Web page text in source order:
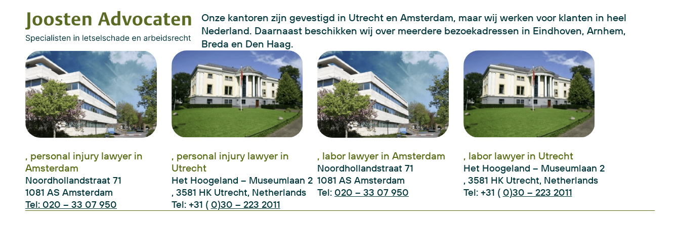
Onze kantoren zijn gevestigd in Utrecht en Amsterdam, maar wij werken voor klanten in heel
Nederland. Daarnaast beschikken wij over meerdere bezoekadressen in Eindhoven, Arnhem,
Breda en Den Haag.
, personal injury lawyer in
Amsterdam
Noordhollandstraat 71
1081 AS Amsterdam
Tel: 020 – 33 07 950
, personal injury lawyer in
Utrecht
Het Hoogeland – Museumlaan 2
, 3581 HK Utrecht, Netherlands
Tel: +31 ( 0)30 – 223 2011
, labor lawyer in Amsterdam
Noordhollandstraat 71
1081 AS Amsterdam
Tel: 020 – 33 07 950
, labor lawyer in Utrecht
Het Hoogeland – Museumlaan 2
, 3581 HK Utrecht, Netherlands
Tel: +31 ( 0)30 – 223 2011